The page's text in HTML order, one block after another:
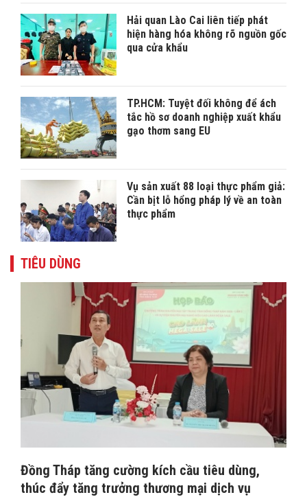
Hải quan Lào Cai liên tiếp phát
hiện hàng hóa không rõ nguồn gốc
qua cửa khẩu
TP.HCM: Tuyệt đối không để ách
tắc hồ sơ doanh nghiệp xuất khẩu
gạo thơm sang EU
Vụ sản xuất 88 loại thực phẩm giả:
Cần bịt lỗ hổng pháp lý về an toàn
thực phẩm
TIÊU DÙNG
Đồng Tháp tăng cường kích cầu tiêu dùng,
thúc đẩy tăng trưởng thương mại dịch vụ